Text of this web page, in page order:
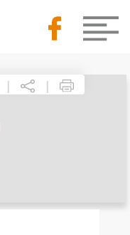
| |